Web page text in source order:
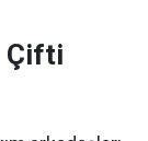
Çifti